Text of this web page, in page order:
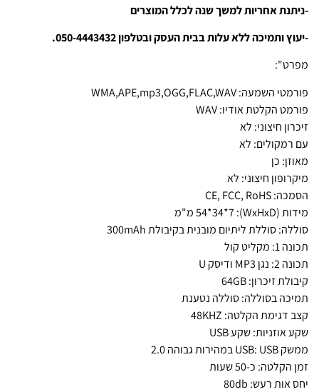
-ניתנת אחריות למשך שנה לכלל המוצרים
-יעוץ ותמיכה ללא עלות בבית העסק ובטלפון 050-4443432.
מפרט":
פורמטי השמעה: WMA,APE,mp3,OGG,FLAC,WAV
פורמט הקלטת אודיו: WAV
זיכרון חיצוני: לא
עם רמקולים: לא
מאוזן: כן
מיקרופון חיצוני: לא
הסמכה: CE, FCC, RoHS
מידות (WxHxD): 54*34*7 מ"מ
סוללה: סוללת ליתיום מובנית בקיבולת 300mAh
תכונה 1: מקליט קול
תכונה 2: נגן MP3 ודיסק U
קיבולת זיכרון: 64GB
תמיכה בסוללה: סוללה נטענת
קצב דגימת הקלטה: 48KHZ
שקע אוזניות: שקע USB
ממשק USB: USB במהירות גבוהה 2.0
זמן הקלטה: כ-50 שעות
יחס אות רעש: 80db